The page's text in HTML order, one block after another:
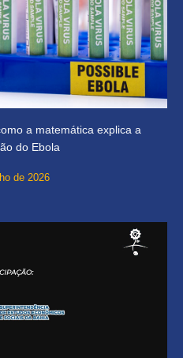
a matemática explica a
do Ebola
de 2026